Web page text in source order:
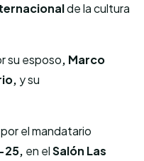
de la cultura
su esposo, Marco
y su
el mandatario
25, en elSalón Las